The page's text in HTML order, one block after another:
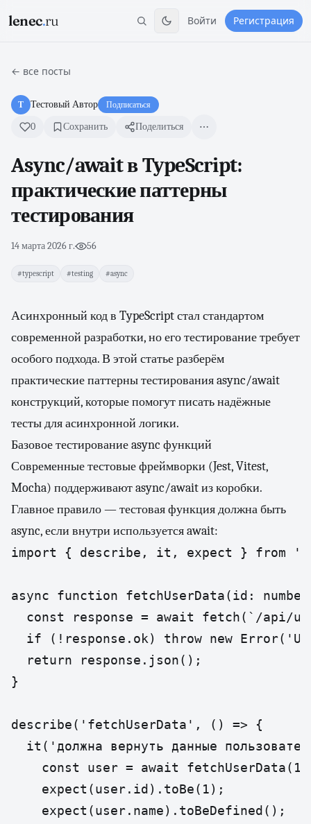
lenec.ru Войти Регистрация
← все посты
Т Тестовый Автор Подписаться
0 Сохранить Поделиться
Async/await в TypeScript:
практические паттерны
тестирования
14 марта 2026 г.· 56
#typescript #testing #async
Асинхронный код в TypeScript стал стандартом
современной разработки, но его тестирование требует
особого подхода. В этой статье разберём
практические паттерны тестирования async/await
конструкций, которые помогут писать надёжные
тесты для асинхронной логики.
Базовое тестирование async функций
Современные тестовые фреймворки (Jest, Vitest,
Mocha) поддерживают async/await из коробки.
Главное правило — тестовая функция должна быть
async, если внутри используется await:
import { describe, it, expect } from
async function fetchUserData(id:
const response = await fetch(`/api/
if (!response.ok) throw new
  return response.json();
}
describe('fetchUserData', () => {
it('должна вернуть данные
const user = await
    expect(user.id).toBe(1);
    expect(user.name).toBeDefined();